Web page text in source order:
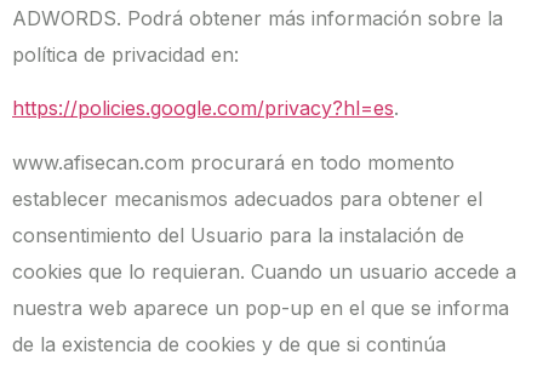
ADWORDS. Podrá obtener más información sobre la
política de privacidad en:
https://policies.google.com/privacy?hl=es.
www.afisecan.com procurará en todo momento
establecer mecanismos adecuados para obtener el
consentimiento del Usuario para la instalación de
cookies que lo requieran. Cuando un usuario accede a
nuestra web aparece un pop-up en el que se informa
de la existencia de cookies y de que si continúa